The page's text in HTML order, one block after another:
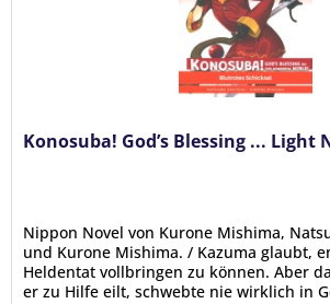
Konosuba! God’s Blessing ... Light
Nippon Novel von Kurone Mishima,
und Kurone Mishima. / Kazuma glaubt,
Heldentat vollbringen zu können. Aber
er zu Hilfe eilt, schwebte nie wirklich in